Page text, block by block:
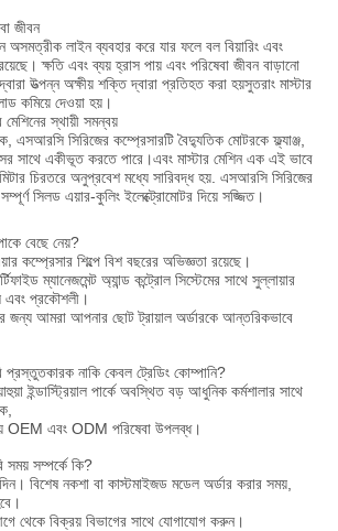
জীবন
অসমত্রীক লাইন ব্যবহার করে যার ফলে বল বিয়ারিং এবং
ক্ষতি এবং ব্যয় হ্রাস পায় এবং পরিষেবা জীবন বাড়ানো
উত্পন্ন অক্ষীয় শক্তি দ্বারা প্রতিহত করা হয়সুতরাং মাস্টার
কমিয়ে দেওয়া হয়।
স্থায়ী সমন্বয়
এসআরসি সিরিজের কম্প্রেসারটি বৈদ্যুতিক মোটরকে ফ্ল্যাঞ্জ,
সাথে একীভূত করতে পারে।এবং মাস্টার মেশিন এক এই ভাবে
চিরতরে অনুপ্রবেশ মধ্যে সারিবদ্ধ হয়. এসআরসি সিরিজের
সিলড এয়ার-কুলিং ইলেক্ট্রোমোটর দিয়ে সজ্জিত।
বেছে নেয়?
শিল্পে বিশ বছরের অভিজ্ঞতা রয়েছে।
ম্যানেজমেন্ট অ্যান্ড কন্ট্রোল সিস্টেমের সাথে সুল্লায়ার
এবং প্রকৌশলী।
জন্য আমরা আপনার ছোট ট্রায়াল অর্ডারকে আন্তরিকভাবে
নাকি কেবল ট্রেডিং কোম্পানি?
ইন্ডাস্ট্রিয়াল পার্কে অবস্থিত বড় আধুনিক কর্মশালার সাথে
OEM এবং ODM পরিষেবা উপলব্ধ।
সম্পর্কে কি?
বিশেষ নকশা বা কাস্টমাইজড মডেল অর্ডার করার সময়,
থেকে বিক্রয় বিভাগের সাথে যোগাযোগ করুন।